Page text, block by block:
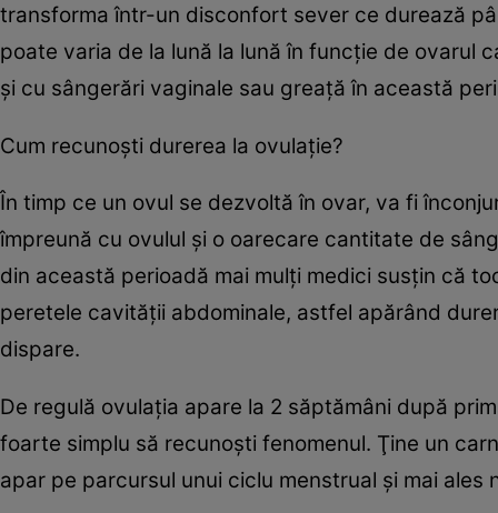
transforma într-un disconfort sever ce durează
poate varia de la lună la lună în funcţie de ovarul
şi cu sângerări vaginale sau greaţă în această
Cum recunoşti durerea la ovulaţie?
În timp ce un ovul se dezvoltă în ovar, va fi
împreună cu ovulul şi o oarecare cantitate de
din această perioadă mai mulţi medici susţin că
peretele cavităţii abdominale, astfel apărând
dispare.
De regulă ovulaţia apare la 2 săptămâni după
foarte simplu să recunoşti fenomenul. Ţine un
apar pe parcursul unui ciclu menstrual şi mai